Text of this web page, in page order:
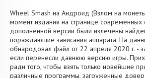
Wheel Smash на Андроид (Взлом на
момент издания на странице современных
дополненной версии были излечены
пораждающие зависания аппарата. На
обнародовал файл от 22 апреля 2020 г. -
если перенесли давнюю версию игры.
ради того, чтобы взять только новейшие
различные программы, загруженные